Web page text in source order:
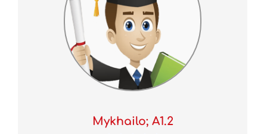
Mykhailo; A1.2